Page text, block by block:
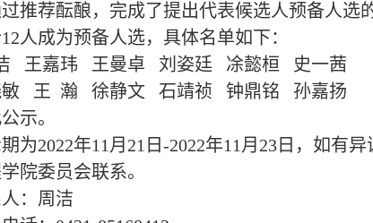
过推荐酝酿，完成了提出代表候选人预备人
人成为预备人选，具体名单如下：
王嘉玮 王曼卓 刘姿廷 凃懿桓
史一茜
王 瀚 徐静文 石靖祯 钟鼎铭
孙嘉扬
示。
为2022年11月21日-2022年11月23日，如有
院委员会联系。
：周洁